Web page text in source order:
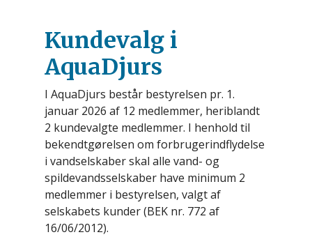
Kundevalg i
AquaDjurs
I AquaDjurs består bestyrelsen pr. 1.
januar 2026 af 12 medlemmer, heriblandt
2 kundevalgte medlemmer. I henhold til
bekendtgørelsen om forbrugerindflydelse
i vandselskaber skal alle vand- og
spildevandsselskaber have minimum 2
medlemmer i bestyrelsen, valgt af
selskabets kunder (BEK nr. 772 af
16/06/2012).